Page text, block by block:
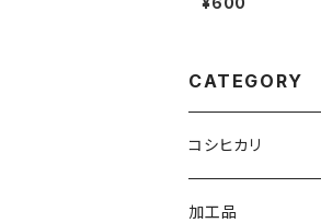
CATEGORY
コシヒカリ
加工品